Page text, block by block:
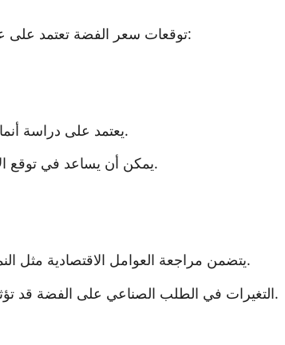
توقعات سعر الفضة تعتمد على عدة عوامل، بما في ذلك:
يعتمد على دراسة أنماط الأسعار التاريخية.
يمكن أن يساعد في توقع الاتجاهات المستقبلية.
يتضمن مراجعة العوامل الاقتصادية مثل النمو العالمي والتضخم.
التغيرات في الطلب الصناعي على الفضة قد تؤثر أيضًا على الأسعار.